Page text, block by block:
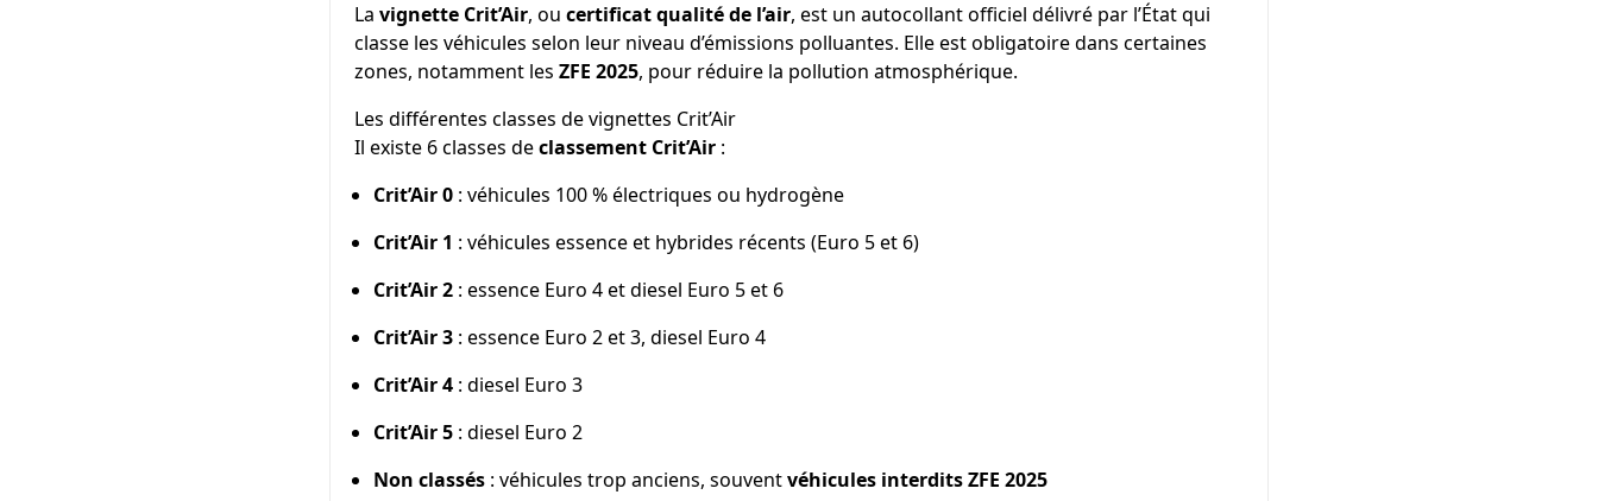
Lavignette Crit’Air, oucertificat qualité de l’air, est un autocollant officiel délivré par l’État qui
classe les véhicules selon leur niveau d’émissions polluantes. Elle est obligatoire dans certaines
zones, notamment lesZFE 2025, pour réduire la pollution atmosphérique.
Les différentes classes de vignettes Crit’Air
Il existe 6 classes declassement Crit’Air :
Crit’Air 0 : véhicules 100 % électriques ou hydrogène
Crit’Air 1 : véhicules essence et hybrides récents (Euro 5 et 6)
Crit’Air 2 : essence Euro 4 et diesel Euro 5 et 6
Crit’Air 3 : essence Euro 2 et 3, diesel Euro 4
Crit’Air 4 : diesel Euro 3
Crit’Air 5 : diesel Euro 2
Non classés : véhicules trop anciens, souventvéhicules interdits ZFE 2025